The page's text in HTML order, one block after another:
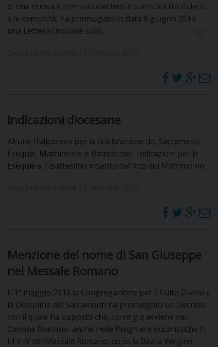
di una nuova e intensa catechesi eucaristica tra il clero
e le comunità, ha promulgato in data 8 giugno 2014
una Lettera circolare sullo…
Indicazioni diocesane
Alcune Indicazioni per la celebrazione dei Sacramenti:
Esequie, Matrimonio e Battestimo. Indicazioni per le
Esequie e il Battesimo inserito del Rito del Matrimonio
Menzione del nome di San Giuseppe
nel Messale Romano
Il 1° maggio 2013 la Congregazione per il Culto Divino e
la Disciplina dei Sacramenti ha promulgato un Decreto
con il quale ha disposto che, come già avviene nel
Canone Romano, anche nelle Preghiere eucaristiche II,
III e IV del Messale Romano, dopo la Beata Vergine